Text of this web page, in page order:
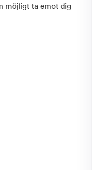
möjligt ta emot dig